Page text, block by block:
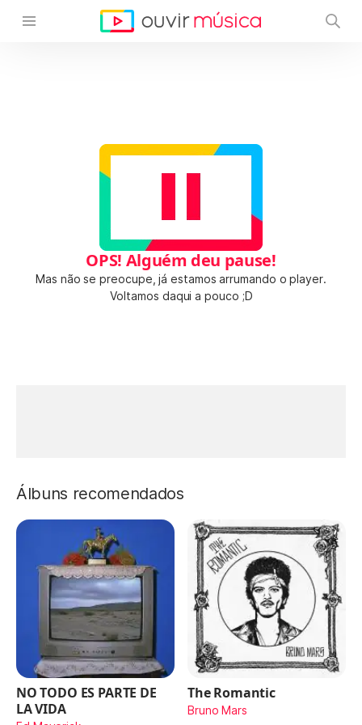
OPS! Alguém deu pause!
Mas não se preocupe, já estamos arrumando o player.
Voltamos daqui a pouco ;D
Álbuns recomendados
NO TODO ES PARTE DE
LA VIDA
The Romantic
Bruno Mars